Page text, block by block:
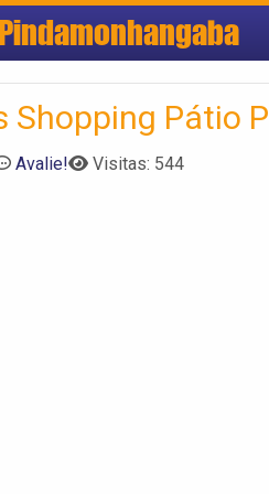
Shopping Pátio
Avalie! Visitas: 544